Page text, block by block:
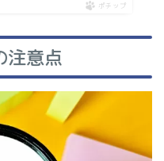
ポチップ
注意点